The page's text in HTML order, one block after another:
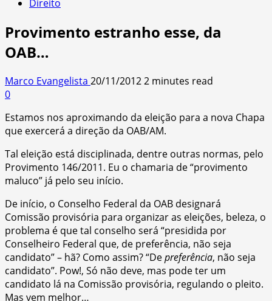
Direito
Provimento estranho esse, da
OAB…
Marco Evangelista 20/11/20122 minutes read
0
Estamos nos aproximando da eleição para a nova Chapa
que exercerá a direção da OAB/AM.
Tal eleição está disciplinada, dentre outras normas, pelo
Provimento 146/2011. Eu o chamaria de “provimento
maluco” já pelo seu início.
De início, o Conselho Federal da OAB designará
Comissão provisória para organizar as eleições, beleza, o
problema é que tal conselho será “presidida por
Conselheiro Federal que, de preferência, não seja
candidato” – hã? Como assim? “Depreferência, não seja
candidato”. Pow!, Só não deve, mas pode ter um
candidato lá na Comissão provisória, regulando o pleito.
Mas vem melhor…